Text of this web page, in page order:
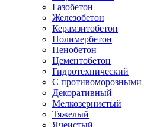
Газобетон
Железобетон
Керамзитобетон
Полимербетон
Пенобетон
Цементобетон
Гидротехнический
C противоморозными
Декоративный
Мелкозернистый
Тяжелый
Ячеистый